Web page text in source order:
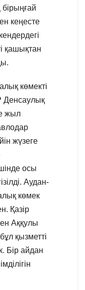
кеңесте
қашықтан
көмекті
Денсаулық
жыл
жүзеге
осы
Аудан-
көмек
Қазір
Аққулы
қызметті
Бір айдан